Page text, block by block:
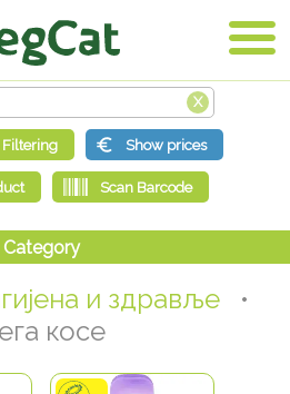
и здравље•
косе